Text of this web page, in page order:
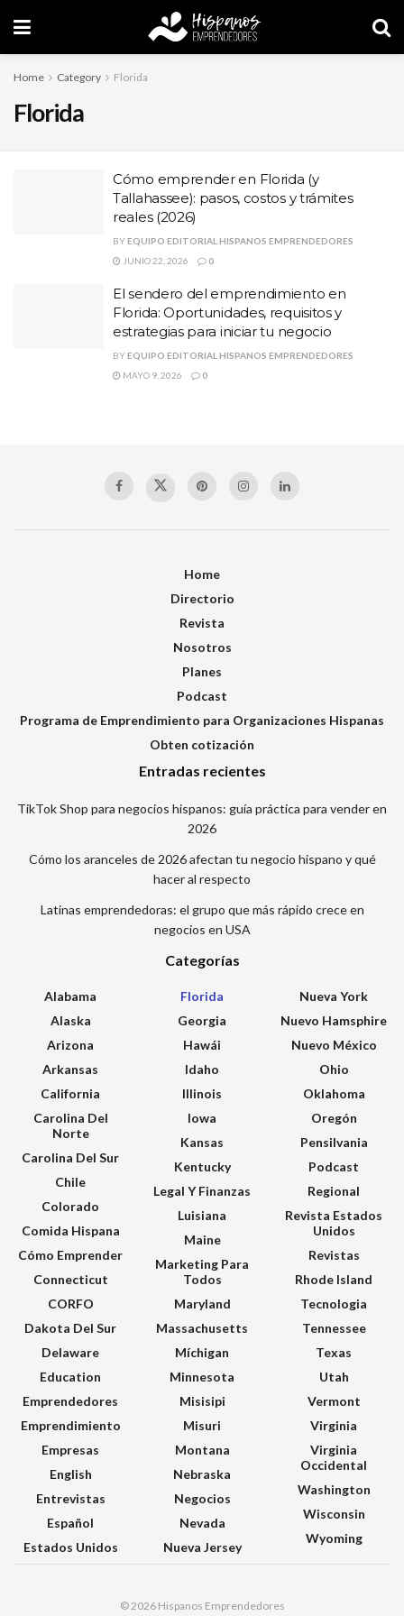
Home Category Florida
Florida
Cómo emprender en Florida (y
Tallahassee): pasos, costos y trámites
reales (2026)
BY EQUIPO EDITORIAL HISPANOS EMPRENDEDORES
JUNIO 22, 2026
0
El sendero del emprendimiento en
Florida: Oportunidades, requisitos y
estrategias para iniciar tu negocio
BY EQUIPO EDITORIAL HISPANOS EMPRENDEDORES
MAYO 9, 2026
0
Home
Directorio
Revista
Nosotros
Planes
Podcast
Programa de Emprendimiento para Organizaciones Hispanas
Obten cotización
Entradas recientes
TikTok Shop para negocios hispanos: guía práctica para vender en
2026
Cómo los aranceles de 2026 afectan tu negocio hispano y qué
hacer al respecto
Latinas emprendedoras: el grupo que más rápido crece en
negocios en USA
Categorías
Alabama
Alaska
Arizona
Arkansas
California
Carolina Del
Norte
Carolina Del Sur
Chile
Colorado
Comida Hispana
Cómo Emprender
Connecticut
CORFO
Dakota Del Sur
Delaware
Education
Emprendedores
Emprendimiento
Empresas
English
Entrevistas
Español
Estados Unidos
Florida
Georgia
Hawái
Idaho
Illinois
Iowa
Kansas
Kentucky
Legal Y Finanzas
Luisiana
Maine
Marketing Para
Todos
Maryland
Massachusetts
Míchigan
Minnesota
Misisipi
Misuri
Montana
Nebraska
Negocios
Nevada
Nueva Jersey
Nueva York
Nuevo Hamsphire
Nuevo México
Ohio
Oklahoma
Oregón
Pensilvania
Podcast
Regional
Revista Estados
Unidos
Revistas
Rhode Island
Tecnologia
Tennessee
Texas
Utah
Vermont
Virginia
Virginia
Occidental
Washington
Wisconsin
Wyoming
© 2026 Hispanos Emprendedores